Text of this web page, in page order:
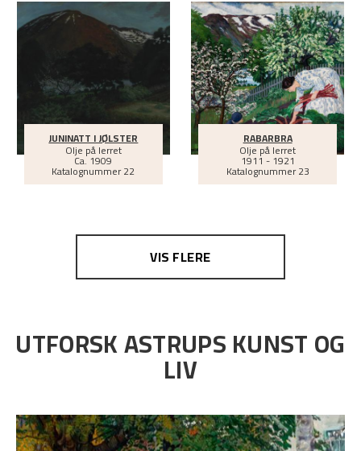
JUNINATT I JØLSTER
Olje på lerret
Ca.1909
Katalognummer 22
RABARBRA
Olje på lerret
1911 - 1921
Katalognummer 23
VIS FLERE
UTFORSK ASTRUPS KUNST OG
LIV